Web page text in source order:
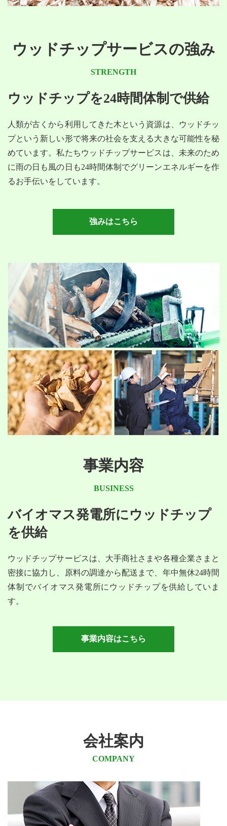
ウッドチップサービスの強み
STRENGTH
ウッドチップを24時間体制で供給
人類が古くから利用してきた木という資源は、ウッドチッ
プという新しい形で将来の社会を支える大きな可能性を秘
めています。私たちウッドチップサービスは、未来のため
に雨の日も風の日も24時間体制でグリーンエネルギーを作
るお手伝いをしています。
強みはこちら
事業内容
BUSINESS
バイオマス発電所にウッドチップ
を供給
ウッドチップサービスは、大手商社さまや各種企業さまと
密接に協力し、原料の調達から配送まで、年中無休24時間
体制でバイオマス発電所にウッドチップを供給していま
す。
事業内容はこちら
会社案内
COMPANY